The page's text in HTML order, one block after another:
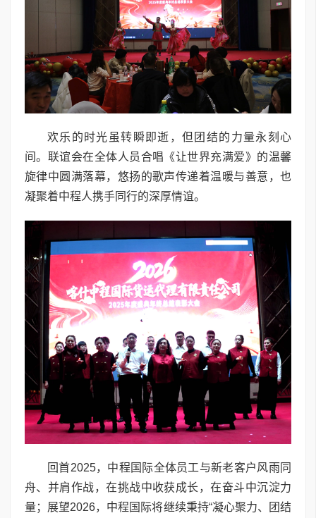
欢乐的时光虽转瞬即逝，但团结的力量永刻心
间。联谊会在全体人员合唱《让世界充满爱》的温馨
旋律中圆满落幕，悠扬的歌声传递着温暖与善意，也
凝聚着中程人携手同行的深厚情谊。
回首2025，中程国际全体员工与新老客户风雨同
舟、并肩作战，在挑战中收获成长，在奋斗中沉淀力
量；展望2026，中程国际将继续秉持“凝心聚力、团结